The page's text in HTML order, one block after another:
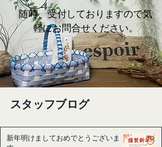
​随時、受付しておりますので気
軽にお問合せください。
​スタッフブログ​
新年明けましておめでとうございま